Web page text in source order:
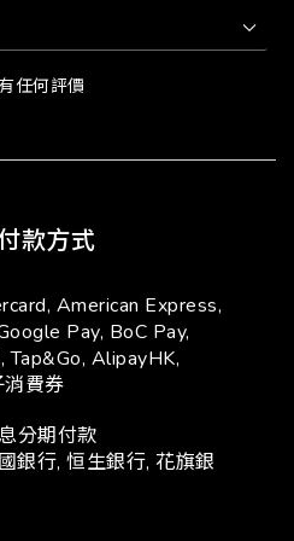
任何評價
款方式
American Express,
Pay, BoC Pay,
Tap&Go, AlipayHK,
費券
分期付款
銀行, 恒生銀行, 花旗銀